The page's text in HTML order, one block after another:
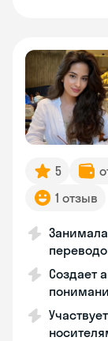
5
1 отзыв
Создает